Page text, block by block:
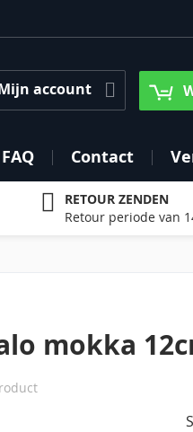
accountaccount
FAQ Contact
RETOUR ZENDEN
Retour periode van
mokka